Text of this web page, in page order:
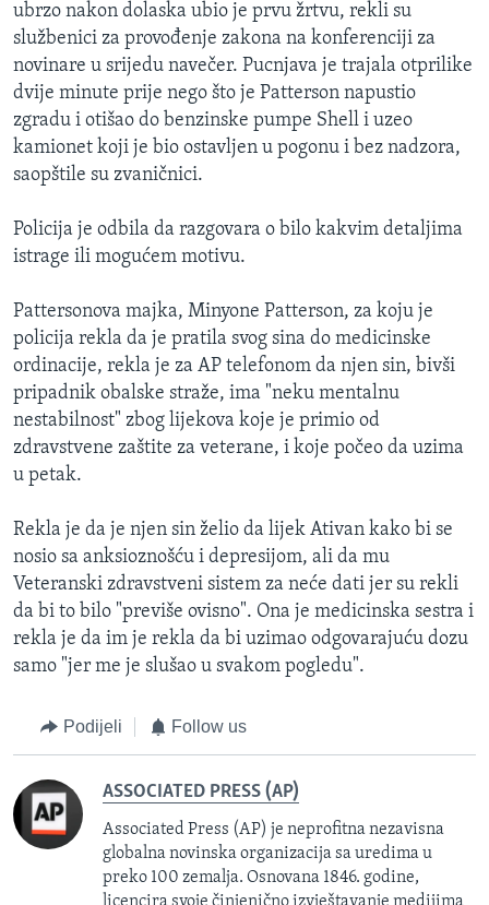
ubrzo nakon dolaska ubio je prvu žrtvu, rekli su
službenici za provođenje zakona na konferenciji za
novinare u srijedu navečer. Pucnjava je trajala otprilike
dvije minute prije nego što je Patterson napustio
zgradu i otišao do benzinske pumpe Shell i uzeo
kamionet koji je bio ostavljen u pogonu i bez nadzora,
saopštile su zvaničnici.
Policija je odbila da razgovara o bilo kakvim detaljima
istrage ili mogućem motivu.
Pattersonova majka, Minyone Patterson, za koju je
policija rekla da je pratila svog sina do medicinske
ordinacije, rekla je za AP telefonom da njen sin, bivši
pripadnik obalske straže, ima "neku mentalnu
nestabilnost" zbog lijekova koje je primio od
zdravstvene zaštite za veterane, i koje počeo da uzima
u petak.
Rekla je da je njen sin želio da lijek Ativan kako bi se
nosio sa anksioznošću i depresijom, ali da mu
Veteranski zdravstveni sistem za neće dati jer su rekli
da bi to bilo "previše ovisno". Ona je medicinska sestra i
rekla je da im je rekla da bi uzimao odgovarajuću dozu
samo "jer me je slušao u svakom pogledu".
Podijeli Follow us
ASSOCIATED PRESS (AP)
Associated Press (AP) je neprofitna nezavisna
globalna novinska organizacija sa uredima u
preko 100 zemalja. Osnovana 1846. godine,